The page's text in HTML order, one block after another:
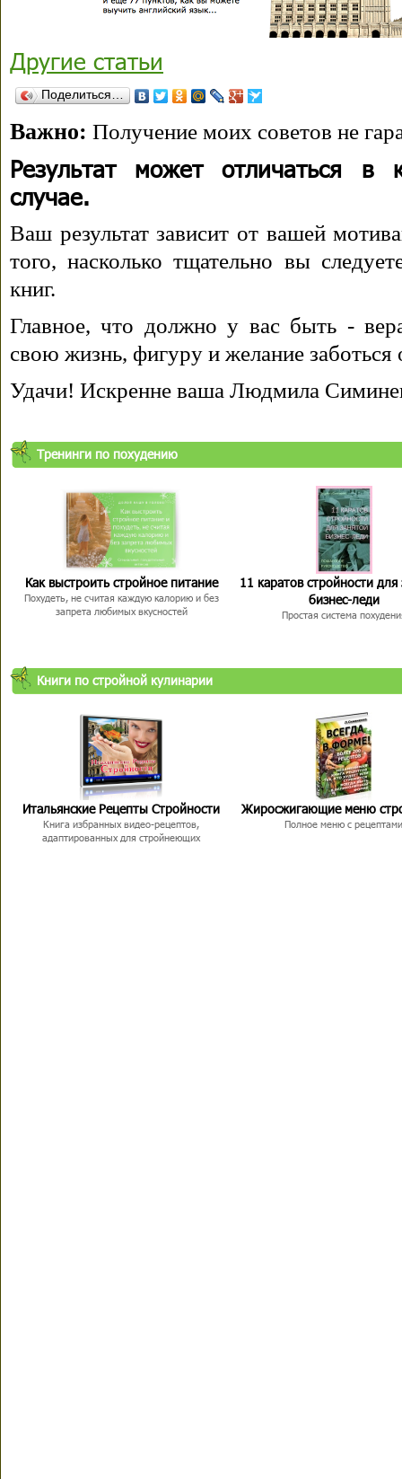
Другие статьи
Поделиться…
Важно: Получение моих советов не
Результат может отличаться в
случае.
Ваш результат зависит от вашей
того, насколько тщательно вы
книг.
Главное, что должно у вас быть -
свою жизнь, фигуру и желание заботься
Удачи! Искренне ваша Людмила
Тренинги по похудению
Как выстроить стройное питание
Похудеть, не считая каждую калорию и без
запрета любимых вкусностей
11 каратов стройности для
бизнес-леди
Простая система
Книги по стройной кулинарии
Итальянские Рецепты Стройности
Книга избранных видео-рецептов,
адаптированных для стройнеющих
Жиросжигающие меню
Полное меню с рецептами